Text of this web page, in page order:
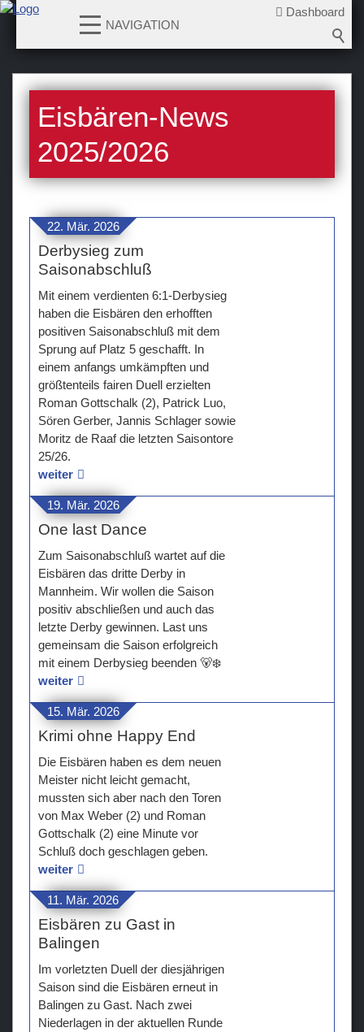
Dashboard
NAVIGATION
News
2026-2027
2025-2026
2024-2025
2022-2023
2021-2022
2020-2021
2018-2019
2017-2018
2016-2017
Teams
Verein
Sponsoren / Partner
Fanzone
Eisbären-News
2025/2026
22. Mär. 2026
Derbysieg zum
Saisonabschluß
Mit einem verdienten 6:1-Derbysieg
haben die Eisbären den erhofften
positiven Saisonabschluß mit dem
Sprung auf Platz 5 geschafft. In
einem anfangs umkämpften und
größtenteils fairen Duell erzielten
Roman Gottschalk (2), Patrick Luo,
Sören Gerber, Jannis Schlager sowie
Moritz de Raaf die letzten Saisontore
25/26.
weiter
19. Mär. 2026
One last Dance
Zum Saisonabschluß wartet auf die
Eisbären das dritte Derby in
Mannheim. Wir wollen die Saison
positiv abschließen und auch das
letzte Derby gewinnen. Last uns
gemeinsam die Saison erfolgreich
mit einem Derbysieg beenden 🐻‍❄️
weiter
15. Mär. 2026
Krimi ohne Happy End
Die Eisbären haben es dem neuen
Meister nicht leicht gemacht,
mussten sich aber nach den Toren
von Max Weber (2) und Roman
Gottschalk (2) eine Minute vor
Schluß doch geschlagen geben.
weiter
11. Mär. 2026
Eisbären zu Gast in
Balingen
Im vorletzten Duell der diesjährigen
Saison sind die Eisbären erneut in
Balingen zu Gast. Nach zwei
Niederlagen in der aktuellen Runde